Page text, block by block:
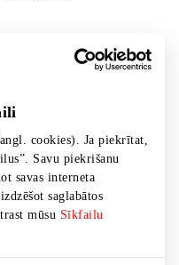
cookies). Ja piekrītat,
Savu piekrišanu
savas interneta
saglabātos
mūsu Sīkfailu
выбрали получение
профилирование
невозможно без
ваших
право возразить
данных, и мы это
мы в дальнейшем не